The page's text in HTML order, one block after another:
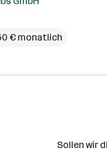
€ monatlich
Sollen wir